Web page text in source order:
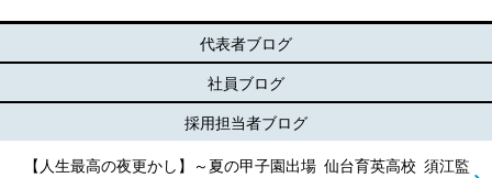
代表者ブログ
社員ブログ
採用担当者ブログ
【人生最高の夜更かし】～夏の甲子園出場 仙台育英高校 須江監